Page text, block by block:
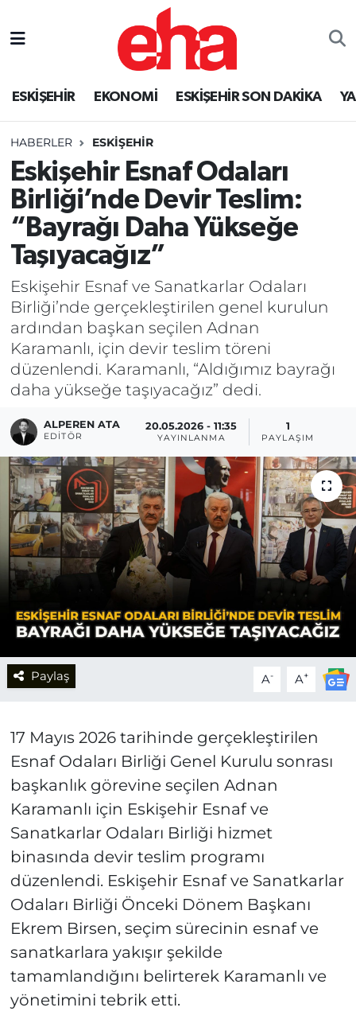
ESKİŞEHİR EKONOMİ ESKİŞEHİR SON DAKİKA
HABERLER ESKİŞEHİR
Eskişehir Esnaf Odaları
Birliği’nde Devir Teslim:
“Bayrağı Daha Yükseğe
Taşıyacağız”
Eskişehir Esnaf ve Sanatkarlar Odaları
Birliği’nde gerçekleştirilen genel kurulun
ardından başkan seçilen Adnan
Karamanlı, için devir teslim töreni
düzenlendi. Karamanlı, “Aldığımız bayrağı
daha yükseğe taşıyacağız” dedi.
ALPEREN ATA
EDITÖR
20.05.2026 - 11:35
YAYINLANMA
1
PAYLAŞIM
Paylaş A- A+
17 Mayıs 2026 tarihinde gerçekleştirilen
Esnaf Odaları Birliği Genel Kurulu sonrası
başkanlık görevine seçilen Adnan
Karamanlı için Eskişehir Esnaf ve
Sanatkarlar Odaları Birliği hizmet
binasında devir teslim programı
düzenlendi. Eskişehir Esnaf ve Sanatkarlar
Odaları Birliği Önceki Dönem Başkanı
Ekrem Birsen, seçim sürecinin esnaf ve
sanatkarlara yakışır şekilde
tamamlandığını belirterek Karamanlı ve
yönetimini tebrik etti.